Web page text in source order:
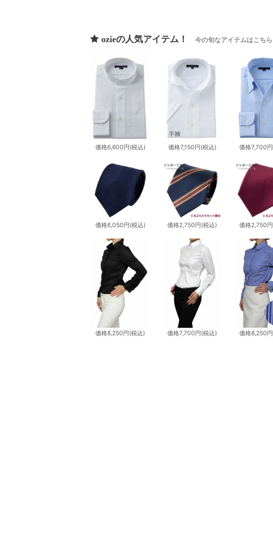
ozieの人気アイテム！ 今の旬なアイテムはこちら
価格6,600円(税込) 価格7,150円(税込) 価格7,700円
価格6,050円(税込) 価格2,750円(税込) 価格2,750円
価格8,250円(税込) 価格7,700円(税込) 価格8,250円